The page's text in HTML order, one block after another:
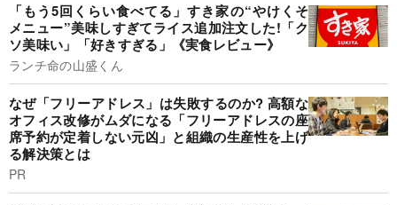
「もう5回くらい食べてる」すき家の“やけくそ
メニュー”美味しすぎてライス追加注文した!「ク
ソ美味い」「好きすぎる」《実食レビュー》
ランチ命の山盛くん
なぜ「フリーアドレス」は失敗するのか? 高額な
オフィス改修がムダになる「フリーアドレスの座
席予約が定着しない元凶」と組織の生産性を上げ
る解決策とは
PR